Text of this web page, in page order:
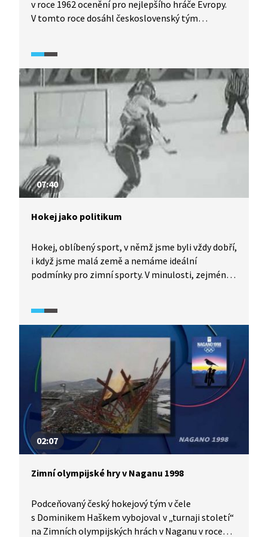
v roce 1962 ocenění pro nejlepšího hráče Evropy.
V tomto roce dosáhl československý tým
veřejnost celého světa. V podceňovaném týmu
Československa hrála řada skvělých hráčů, mj.
i záložník Dukly Prahy Josef Masopust, který
na šampionátu v Chile doslova zářil.
07:40
Hokej jako politikum
Hokej, oblíbený sport, v němž jsme byli vždy dobří,
i když jsme malá země a nemáme ideální
podmínky pro zimní sporty. V minulosti, zejména
nad reprezentací Sovětského svazu vyjádřit svůj
odpor k okupantům.
02:07
Zimní olympijské hry v Naganu 1998
Podceňovaný český hokejový tým v čele
s Dominikem Haškem vybojoval v „turnaji století“
na Zimních olympijských hrách v Naganu v roce